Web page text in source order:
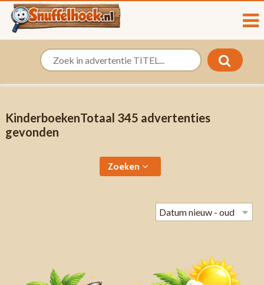
KinderboekenTotaal 345 advertenties
gevonden
Zoeken